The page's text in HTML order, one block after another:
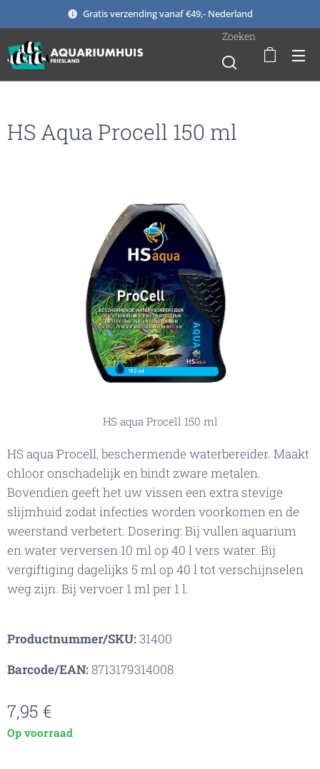
Gratis verzending vanaf €49,- Nederland
Zoeken
HS Aqua Procell 150 ml
HS aqua Procell 150 ml
HS aqua Procell, beschermende waterbereider. Maakt
chloor onschadelijk en bindt zware metalen.
Bovendien geeft het uw vissen een extra stevige
slijmhuid zodat infecties worden voorkomen en de
weerstand verbetert. Dosering: Bij vullen aquarium
en water verversen 10 ml op 40 l vers water. Bij
vergiftiging dagelijks 5 ml op 40 l tot verschijnselen
weg zijn. Bij vervoer 1 ml per 1 l.
Productnummer/SKU:31400
Barcode/EAN:8713179314008
7,95 €
Op voorraad